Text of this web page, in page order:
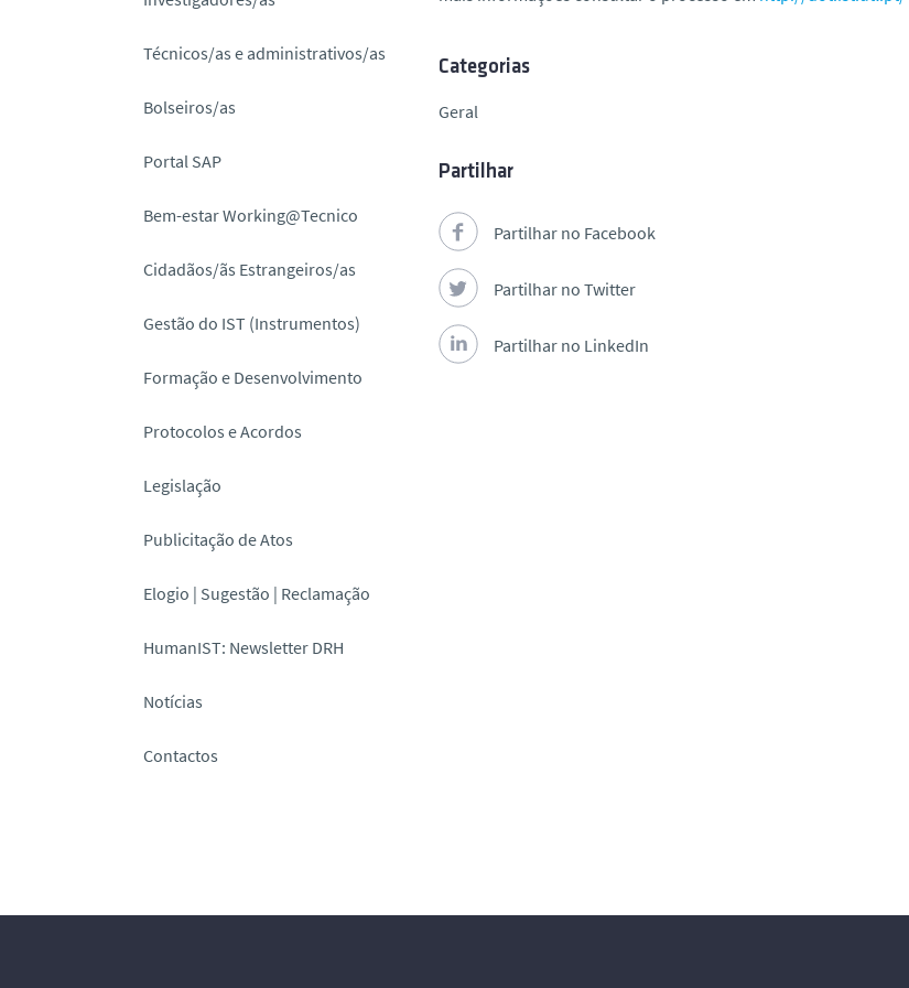
Técnicos/as e administrativos/as
Bolseiros/as
Portal SAP
Bem-estar Working@Tecnico
Cidadãos/ãs Estrangeiros/as
Gestão do IST (Instrumentos)
Formação e Desenvolvimento
Protocolos e Acordos
Legislação
Publicitação de Atos
Elogio | Sugestão | Reclamação
HumanIST: Newsletter DRH
Notícias
Contactos
Categorias
Geral
Partilhar
Partilhar no Facebook
Partilhar no Twitter
Partilhar no LinkedIn